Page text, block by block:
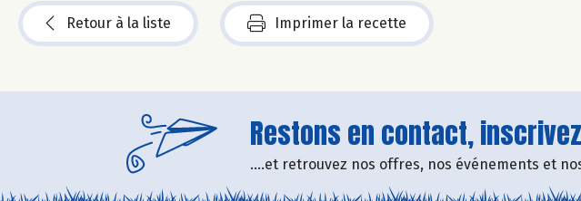
Retour à la liste Imprimer la recette
Restons en contact,
....et retrouvez nos offres, nos événements et